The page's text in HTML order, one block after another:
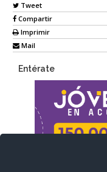
Tweet
Compartir
Imprimir
Mail
Entérate